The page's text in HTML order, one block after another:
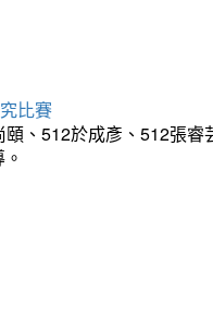
比賽
、512於成彥、512張